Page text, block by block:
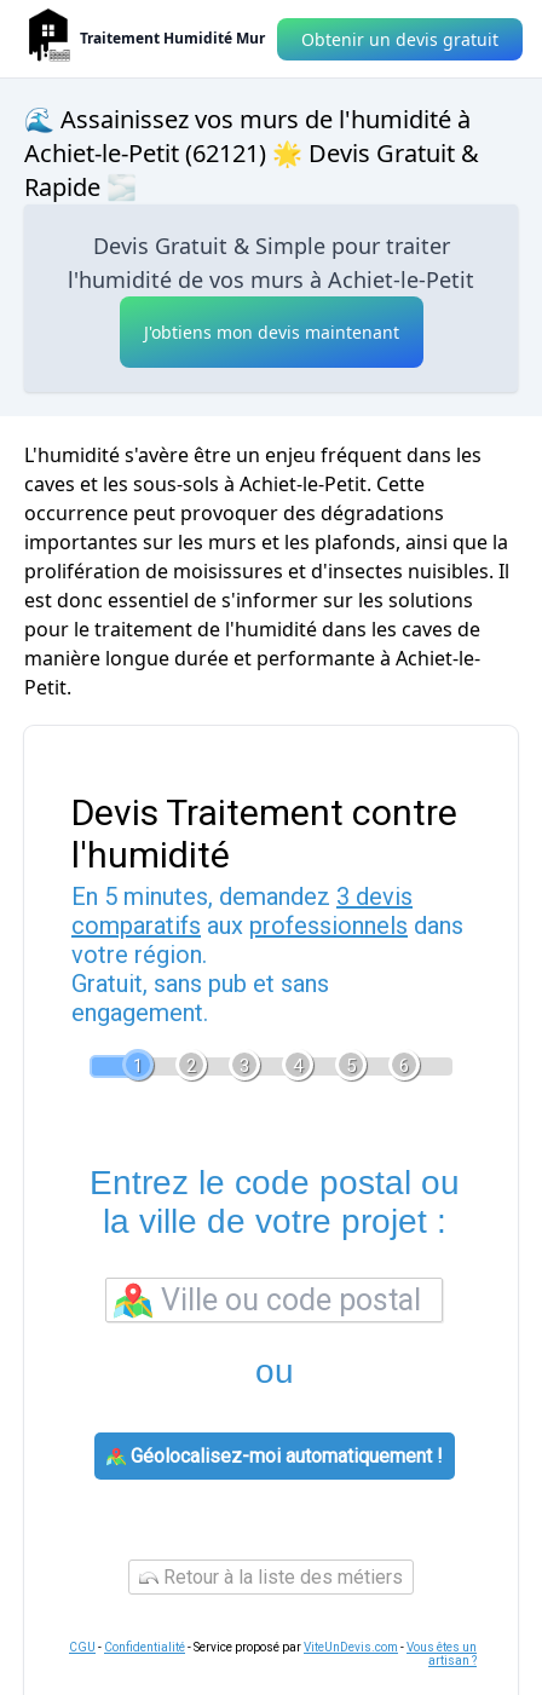
Traitement Humidité Mur Obtenir un devis gratuit
🌊 Assainissez vos murs de l'humidité à
Achiet-le-Petit (62121) 🌟 Devis Gratuit &
Rapide 🌫
Devis Gratuit & Simple pour traiter
l'humidité de vos murs à Achiet-le-Petit
J'obtiens mon devis maintenant
L'humidité s'avère être un enjeu fréquent dans les
caves et les sous-sols à Achiet-le-Petit. Cette
occurrence peut provoquer des dégradations
importantes sur les murs et les plafonds, ainsi que la
prolifération de moisissures et d'insectes nuisibles. Il
est donc essentiel de s'informer sur les solutions
pour le traitement de l'humidité dans les caves de
manière longue durée et performante à Achiet-le-
Petit.
Devis Traitement contre
l'humidité
En 5 minutes, demandez 3 devis
comparatifs aux professionnels dans
votre région.
Gratuit, sans pub et sans
engagement.
1 2 3 4 5 6
Entrez le code postal ou
la ville de votre projet :
ou
Géolocalisez-moi automatiquement !
Retour à la liste des métiers
CGU - Confidentialité- Service proposé parViteUnDevis.com -Vous êtes un
artisan ?